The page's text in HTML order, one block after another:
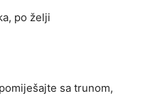
po želji
sa trunom,